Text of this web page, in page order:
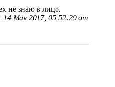
не знаю в лицо.
14 Мая 2017, 05:52:29 от